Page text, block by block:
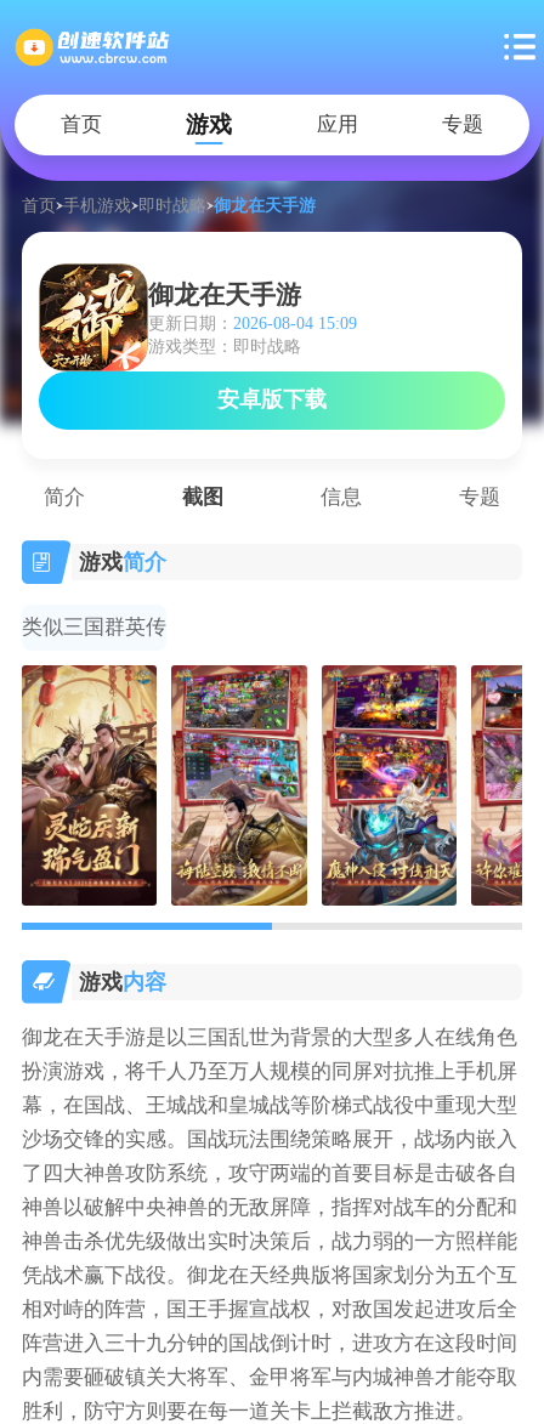
首页 游戏 应用 专题
首页 手机游戏 即时战略 御龙在天手游
御龙在天手游
更新日期： 2026-08-04 15:09
游戏类型：即时战略
安卓版下载
简介 截图 信息 专题
游戏简介
类似三国群英传
游戏内容
御龙在天手游是以三国乱世为背景的大型多人在线角色
扮演游戏，将千人乃至万人规模的同屏对抗推上手机屏
幕，在国战、王城战和皇城战等阶梯式战役中重现大型
沙场交锋的实感。国战玩法围绕策略展开，战场内嵌入
了四大神兽攻防系统，攻守两端的首要目标是击破各自
神兽以破解中央神兽的无敌屏障，指挥对战车的分配和
神兽击杀优先级做出实时决策后，战力弱的一方照样能
凭战术赢下战役。御龙在天经典版将国家划分为五个互
相对峙的阵营，国王手握宣战权，对敌国发起进攻后全
阵营进入三十九分钟的国战倒计时，进攻方在这段时间
内需要砸破镇关大将军、金甲将军与内城神兽才能夺取
胜利，防守方则要在每一道关卡上拦截敌方推进。